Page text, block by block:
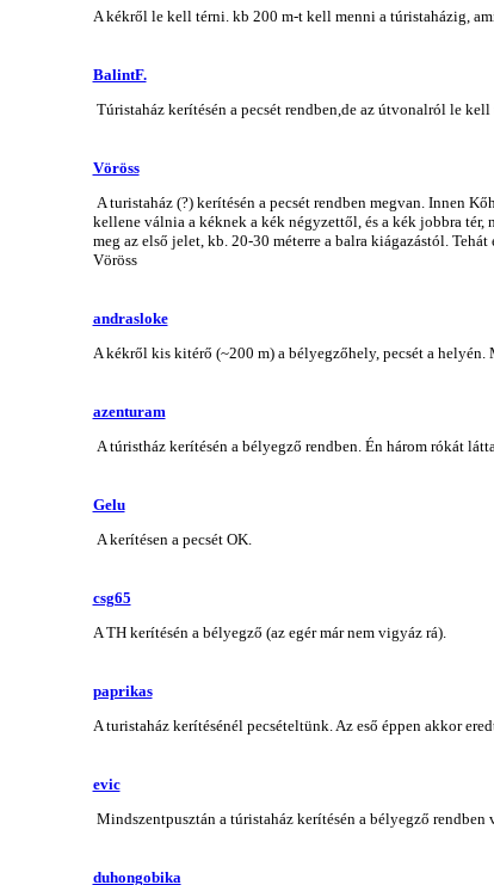
A kékről le kell térni. kb 200 m-t kell menni a túristaházig,
BalintF.
Túristaház kerítésén a pecsét rendben,de az útvonalról le
Vöröss
A turistaház (?) kerítésén a pecsét rendben megvan. Innen
kellene válnia a kéknek a kék négyzettől, és a kék jobbra
meg az első jelet, kb. 20-30 méterre a balra kiágazástól.
Vöröss
andrasloke
A kékről kis kitérő (~200 m) a bélyegzőhely, pecsét a
azenturam
A túristház kerítésén a bélyegző rendben. Én három rókát
Gelu
A kerítésen a pecsét OK.
csg65
A TH kerítésén a bélyegző (az egér már nem vigyáz rá).
paprikas
A turistaház kerítésénél pecsételtünk. Az eső éppen akkor
evic
Mindszentpusztán a túristaház kerítésén a bélyegző
duhongobika